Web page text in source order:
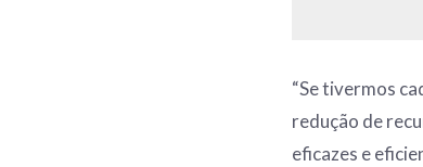
“Se tivermos
redução de
eficazes e